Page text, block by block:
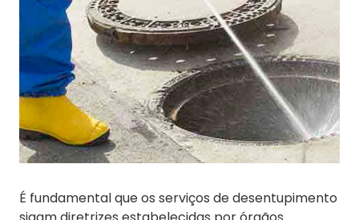
É fundamental que os serviços de desentupimento